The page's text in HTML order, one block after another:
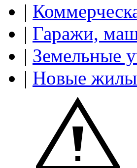
|
| Гаражи,
| Земельные
| Новые